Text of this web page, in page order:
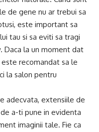
de gene nu ar trebui sa
este important sa
tau si sa eviti sa tragi
Daca la un moment dat
recomandat sa le
la salon pentru
adecvata, extensiile de
a-ti pune in evidenta
imaginii tale. Fie ca